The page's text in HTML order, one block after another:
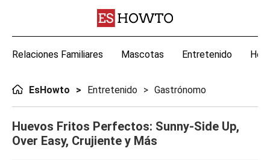
Relaciones Familiares Mascotas Entretenido
EsHowto Entretenido Gastrónomo
Huevos Fritos Perfectos: Sunny-Side Up,
Over Easy, Crujiente y Más